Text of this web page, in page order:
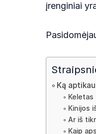
įrenginiai
Ką
Kinijos
Ar iš
Kaip